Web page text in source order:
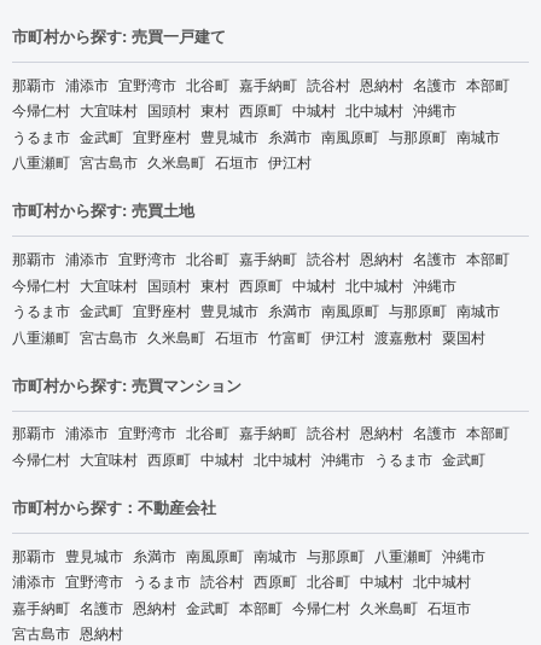
市町村から探す: 売買一戸建て
那覇市 浦添市 宜野湾市 北谷町 嘉手納町 読谷村 恩納村 名護市 本部町
今帰仁村 大宜味村 国頭村 東村 西原町 中城村 北中城村 沖縄市
うるま市 金武町 宜野座村 豊見城市 糸満市 南風原町 与那原町 南城市
八重瀬町 宮古島市 久米島町 石垣市 伊江村
市町村から探す: 売買土地
那覇市 浦添市 宜野湾市 北谷町 嘉手納町 読谷村 恩納村 名護市 本部町
今帰仁村 大宜味村 国頭村 東村 西原町 中城村 北中城村 沖縄市
うるま市 金武町 宜野座村 豊見城市 糸満市 南風原町 与那原町 南城市
八重瀬町 宮古島市 久米島町 石垣市 竹富町 伊江村 渡嘉敷村 粟国村
市町村から探す: 売買マンション
那覇市 浦添市 宜野湾市 北谷町 嘉手納町 読谷村 恩納村 名護市 本部町
今帰仁村 大宜味村 西原町 中城村 北中城村 沖縄市 うるま市 金武町
市町村から探す：不動産会社
那覇市 豊見城市 糸満市 南風原町 南城市 与那原町 八重瀬町 沖縄市
浦添市 宜野湾市 うるま市 読谷村 西原町 北谷町 中城村 北中城村
嘉手納町 名護市 恩納村 金武町 本部町 今帰仁村 久米島町 石垣市
宮古島市 恩納村